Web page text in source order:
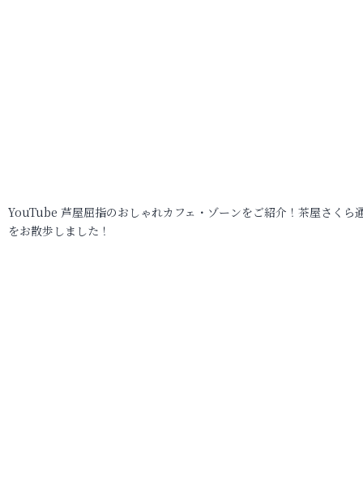
YouTube 芦屋屈指のおしゃれカフェ・ゾーンをご紹介！茶屋さくら
をお散歩しました！